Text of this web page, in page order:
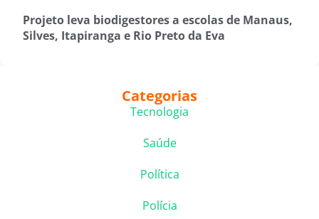
Projeto leva biodigestores a escolas de Manaus,
Silves, Itapiranga e Rio Preto da Eva
Categorias
Tecnologia
Saúde
Política
Polícia